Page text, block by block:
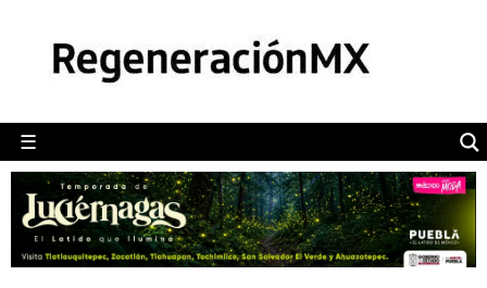
☰
POLÍTICA
CAMALEÓN
OPINIÓN
DEPORTES